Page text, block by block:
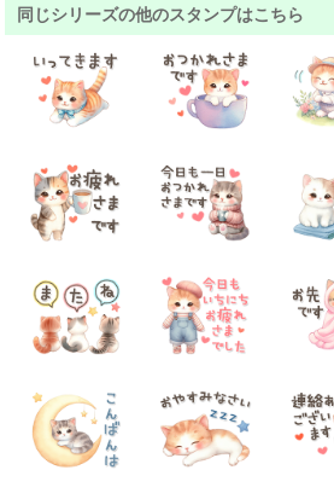
同じシリーズの他のスタンプはこちら